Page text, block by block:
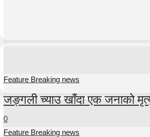
Feature Breaking news
जङ्गली च्याउ खाँदा एक जनाको
0
Feature Breaking news